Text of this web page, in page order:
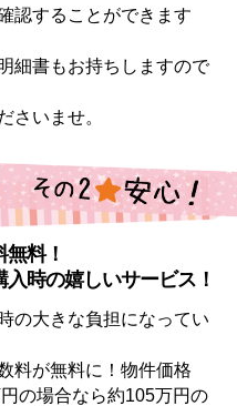
認することができます
細書もお持ちしますので
さいませ。
料！
時の嬉しいサービス！
の大きな負担になってい
料が無料に！物件価格
の場合なら約105万円の